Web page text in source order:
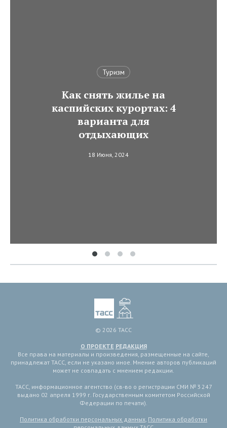
Туризм
Как снять жилье на
каспийских курортах: 4
варианта для
отдыхающих
18 Июня, 2024
© 2026 ТАСС
О ПРОЕКТЕ РЕДАКЦИЯ
Все права на материалы и произведения, размещенные на сайте,
принадлежат ТАСС, если не указано иное. Мнение авторов публикаций
может не совпадать с мнением редакции.
ТАСС, информационное агентство (св-во о регистрации СМИ № 3 247
выдано 02 апреля 1999 г. Государственным комитетом Российской
Федерации по печати).
Политика обработки персональных данных, Политика обработки